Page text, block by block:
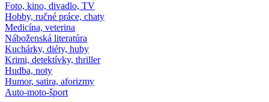
Foto, kino, divadlo, TV
Hobby, ručné práce, chaty
Medicína, veterina
Náboženská literatúra
Kuchárky, diéty, huby
Krimi, detektívky, thriller
Hudba, noty
Humor, satira, aforizmy
Auto-moto-šport